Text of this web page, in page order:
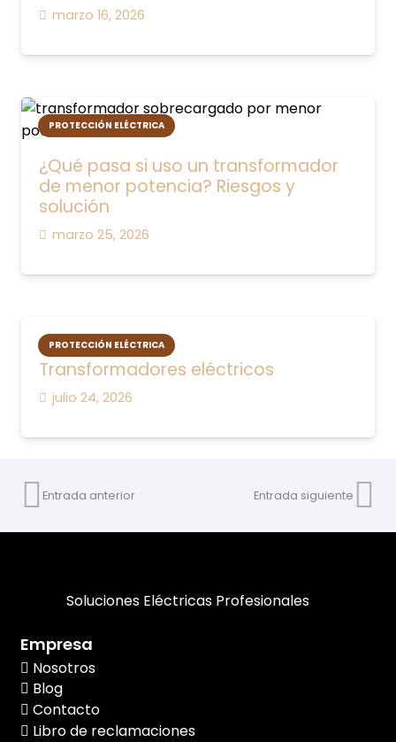
marzo 16, 2026
PROTECCIÓN ELÉCTRICA
¿Qué pasa si uso un transformador
de menor potencia? Riesgos y
solución
marzo 25, 2026
PROTECCIÓN ELÉCTRICA
Transformadores eléctricos
julio 24, 2026
Entrada anterior Entrada siguiente
Soluciones Eléctricas Profesionales
Empresa
Nosotros
Blog
Contacto
Libro de reclamaciones